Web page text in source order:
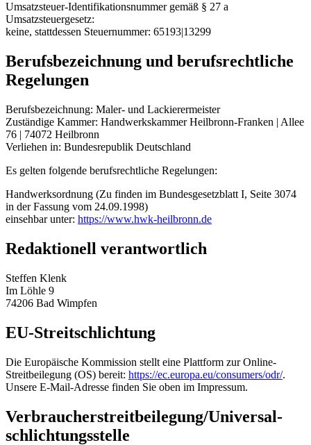
Umsatzsteuer-Identifikationsnummer gemäß § 27 a
Umsatzsteuergesetz:
keine, stattdessen Steuernummer: 65193|13299
Berufsbezeichnung und berufsrechtliche
Regelungen
Berufsbezeichnung: Maler- und Lackierermeister
Zuständige Kammer: Handwerkskammer Heilbronn-Franken | Allee
76 | 74072 Heilbronn
Verliehen in: Bundesrepublik Deutschland
Es gelten folgende berufsrechtliche Regelungen:
Handwerksordnung (Zu finden im Bundesgesetzblatt I, Seite 3074
in der Fassung vom 24.09.1998)
einsehbar unter: https://www.hwk-heilbronn.de
Redaktionell verantwortlich
Steffen Klenk
Im Löhle 9
74206 Bad Wimpfen
EU-Streitschlichtung
Die Europäische Kommission stellt eine Plattform zur Online-
Streitbeilegung (OS) bereit: https://ec.europa.eu/consumers/odr/.
Unsere E-Mail-Adresse finden Sie oben im Impressum.
Verbraucher­streit­beilegung/Universal­
schlichtungs­stelle